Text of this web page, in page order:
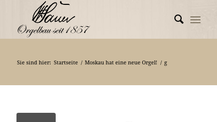
Sie sind hier: Startseite / Moskau hat eine neue Orgel! / g